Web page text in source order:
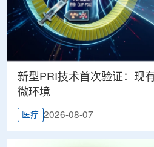
新型PRI技术首次验证：现
微环境
医疗 2026-08-07